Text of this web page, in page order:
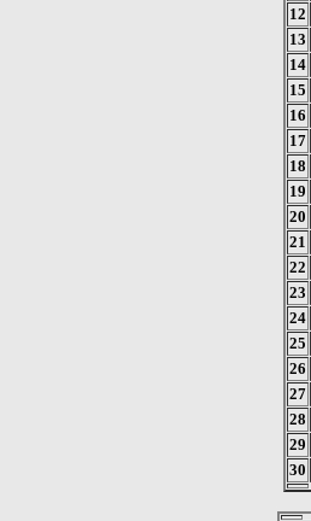
12
13
14
15
16
17
18
19
20
21
22
23
24
25
26
27
28
29
30